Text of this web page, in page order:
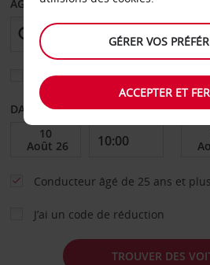
AGENCE DE DÉPART
Sélectionnez une autre agence
DATE DE DÉBUT
Conducteur âgé de 25 ans et plus
J’ai un code de réduction
TROUVER DES
GÉRER VOS
ACCEPTER ET